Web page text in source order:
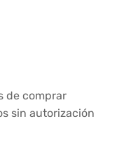
de comprar
sin autorización